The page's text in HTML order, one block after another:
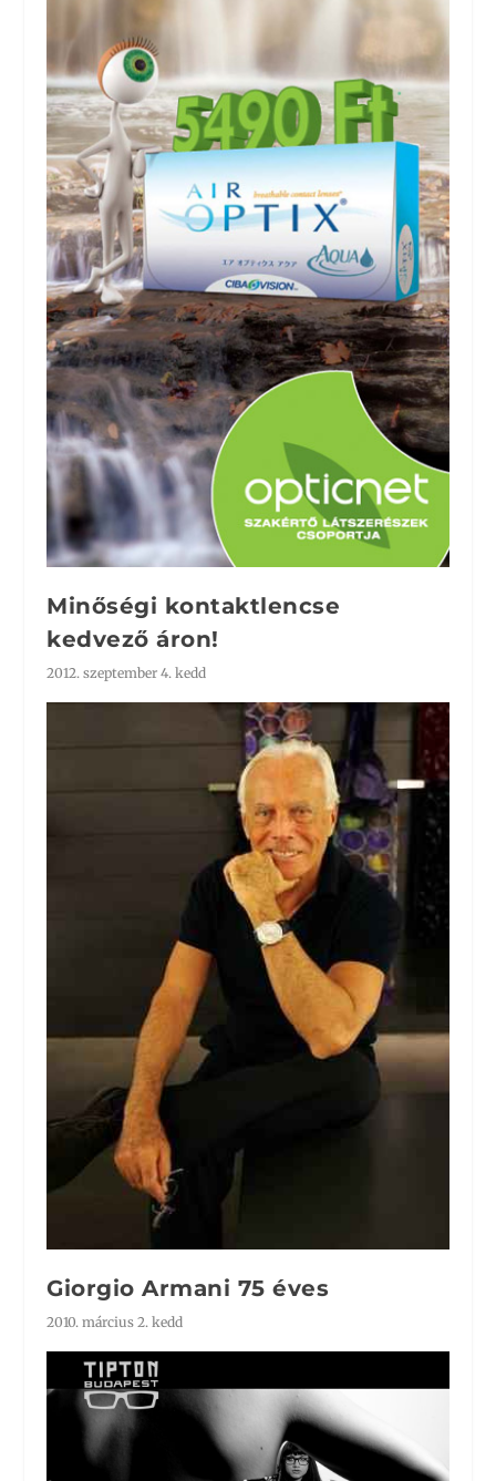
Minőségi kontaktlencse
kedvező áron!
2012. szeptember 4. kedd
Giorgio Armani 75 éves
2010. március 2. kedd